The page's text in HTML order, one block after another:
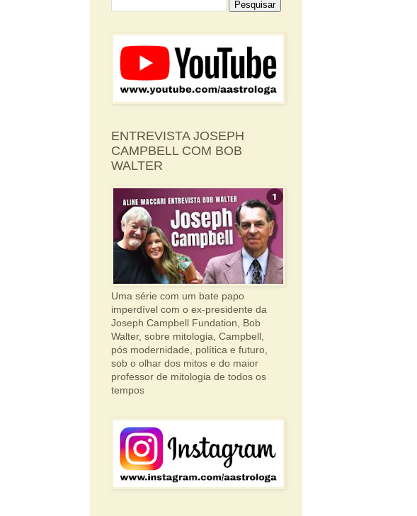
ENTREVISTA JOSEPH
CAMPBELL COM BOB
WALTER
Uma série com um bate papo
imperdível com o ex-presidente da
Joseph Campbell Fundation, Bob
Walter, sobre mitologia, Campbell,
pós modernidade, política e futuro,
sob o olhar dos mitos e do maior
professor de mitologia de todos os
tempos